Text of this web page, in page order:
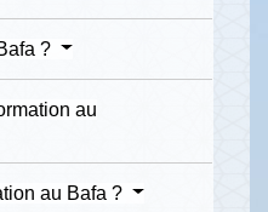
?
au
au Bafa ?